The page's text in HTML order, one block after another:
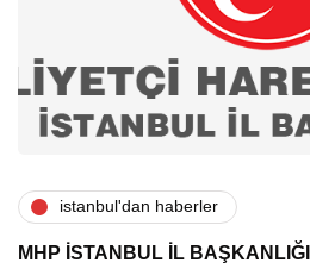
i̇stanbul'dan haberler
MHP İSTANBUL İL